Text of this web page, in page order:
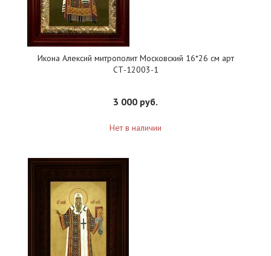
Икона Алексий митрополит Московский 16*26 см арт
СТ-12003-1
3 000 руб.
Нет в наличии